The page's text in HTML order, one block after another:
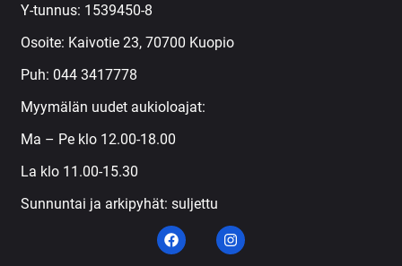
Y-tunnus: 1539450-8
Osoite: Kaivotie 23, 70700 Kuopio
Puh: 044 3417778
Myymälän uudet aukioloajat:
Ma – Pe klo 12.00-18.00
La klo 11.00-15.30
Sunnuntai ja arkipyhät: suljettu